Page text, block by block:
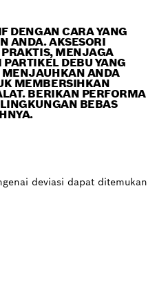
DENGAN CARA YANG
ANDA. AKSESORI
PRAKTIS, MENJAGA
DEBU YANG
MENJAUHKAN ANDA
MEMBERSIHKAN
BERIKAN PERFORMA
BEBAS
deviasi dapat ditemukan